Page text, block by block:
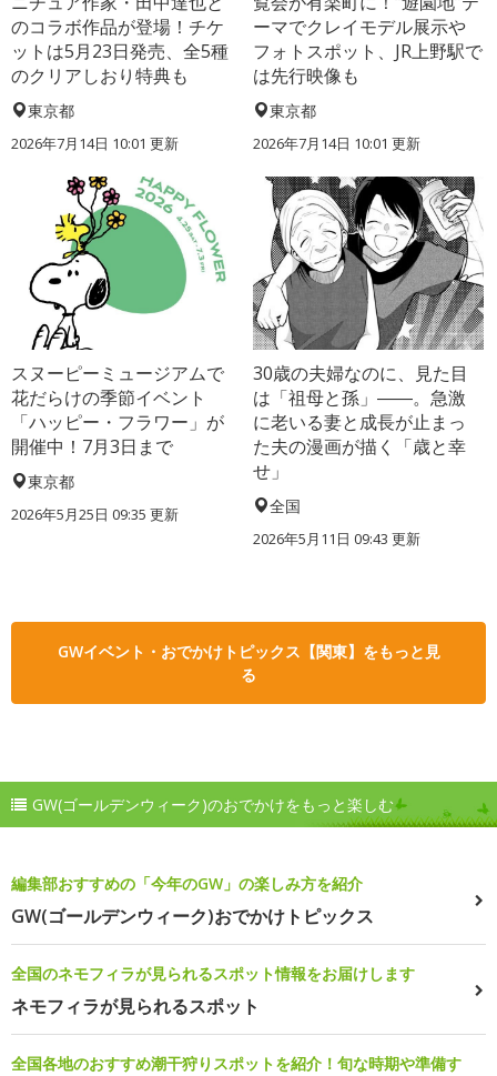
のコラボ作品が登場！チケ
ットは5月23日発売、全5種
のクリアしおり特典も
東京都
2026年7月14日 10:01 更新
ーマでクレイモデル展示や
フォトスポット、JR上野駅で
は先行映像も
東京都
2026年7月14日 10:01 更新
スヌーピーミュージアムで
花だらけの季節イベント
「ハッピー・フラワー」が
開催中！7月3日まで
東京都
2026年5月25日 09:35 更新
30歳の夫婦なのに、見た目
は「祖母と孫」――。急激
に老いる妻と成長が止まっ
た夫の漫画が描く「歳と幸
せ」
全国
2026年5月11日 09:43 更新
GWイベント・おでかけトピックス【関東】をもっと見
る
GW(ゴールデンウィーク)のおでかけをもっと楽しむ
編集部おすすめの「今年のGW」の楽しみ方を紹介
GW(ゴールデンウィーク)おでかけトピックス
全国のネモフィラが見られるスポット情報をお届けします
ネモフィラが見られるスポット
全国各地のおすすめ潮干狩りスポットを紹介！旬な時期や準備す